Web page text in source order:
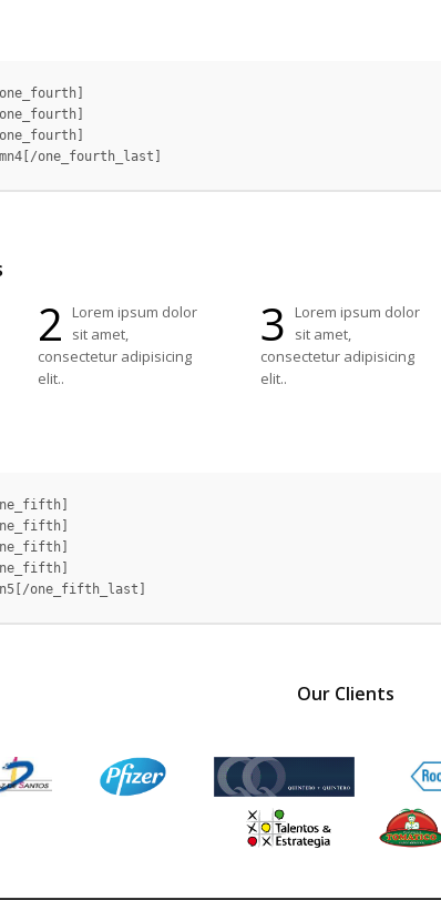
2
Lorem ipsum dolor
sit amet,
consectetur adipisicing
elit..
3
Lorem ipsum dolor
sit amet,
consectetur adipisicing
elit..
Our Clients